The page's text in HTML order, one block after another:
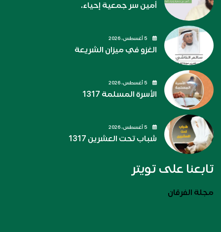
أمين سر جمعية إحياء.
الغزو في ميزان الشريعة
الأسرة المسلمة 1317
شباب تحت العشرين 1317
تابعنا على تويتر
مجلة الفرقان